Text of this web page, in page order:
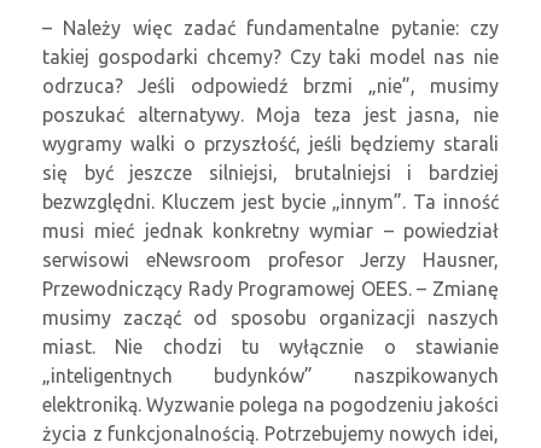
– Należy więc zadać fundamentalne pytanie: czy
takiej gospodarki chcemy? Czy taki model nas nie
odrzuca? Jeśli odpowiedź brzmi „nie”, musimy
poszukać alternatywy. Moja teza jest jasna, nie
wygramy walki o przyszłość, jeśli będziemy starali
się być jeszcze silniejsi, brutalniejsi i bardziej
bezwzględni. Kluczem jest bycie „innym”. Ta inność
musi mieć jednak konkretny wymiar – powiedział
serwisowi eNewsroom profesor Jerzy Hausner,
Przewodniczący Rady Programowej OEES. – Zmianę
musimy zacząć od sposobu organizacji naszych
miast. Nie chodzi tu wyłącznie o stawianie
„inteligentnych budynków” naszpikowanych
elektroniką. Wyzwanie polega na pogodzeniu jakości
życia z funkcjonalnością. Potrzebujemy nowych idei,